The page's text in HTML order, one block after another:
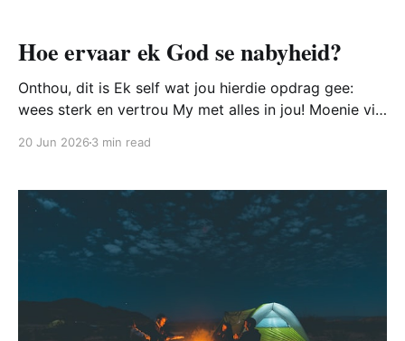
Hoe ervaar ek God se nabyheid?
Onthou, dit is Ek self wat jou hierdie opdrag gee:
wees sterk en vertrou My met alles in jou! Moenie vir
20 Jun 2026 3 min read